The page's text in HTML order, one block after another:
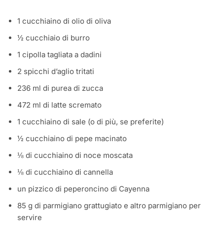
1 cucchiaino di olio di oliva
½ cucchiaio di burro
1 cipolla tagliata a dadini
2 spicchi d’aglio tritati
236 ml di purea di zucca
472 ml di latte scremato
1 cucchiaino di sale (o di più, se preferite)
½ cucchiaino di pepe macinato
⅛ di cucchiaino di noce moscata
⅛ di cucchiaino di cannella
un pizzico di peperoncino di Cayenna
85 g di parmigiano grattugiato e altro parmigiano per
servire